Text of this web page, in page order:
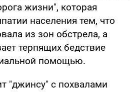
жизни", которая
населения тем, что
из зон обстрела, а
терпящих бедствие
помощью.
"джинсу" с похвалами